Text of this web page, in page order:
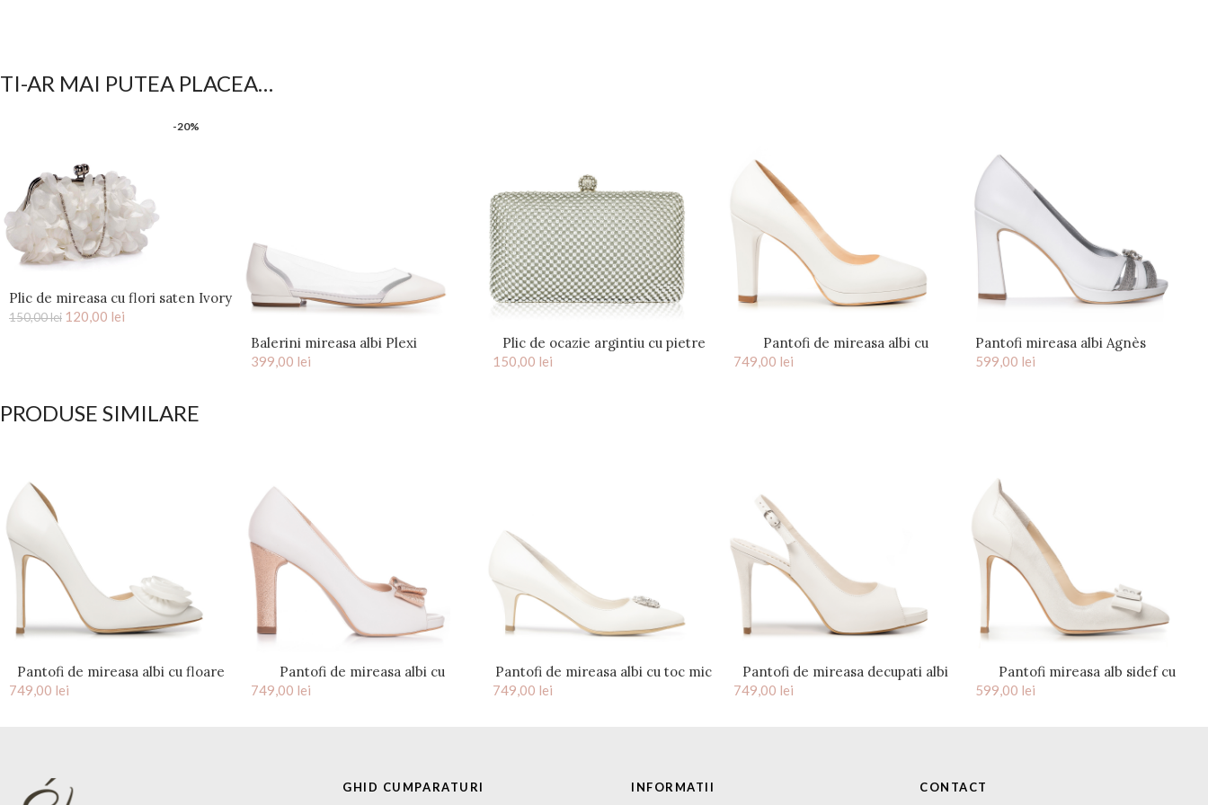
TI-AR MAI PUTEA PLACEA…
-20%
Plic de mireasa cu flori saten Ivory
Kiss
150,00lei 120,00 lei
Balerini mireasa albi Plexi
399,00 lei
Plic de ocazie argintiu cu pietre
150,00 lei
Pantofi de mireasa albi cu
platforma si toc gros Elsa
749,00 lei
Pantofi mireasa albi Agnès
599,00 lei
PRODUSE SIMILARE
Pantofi de mireasa albi cu floare
satin si accesoriu pietre Adele
749,00 lei
Pantofi de mireasa albi cu
platforma si fundita rose gold
749,00 lei
Pantofi de mireasa albi cu toc mic
si accesoriu pietre cristal Celeste
749,00 lei
Pantofi de mireasa decupati albi
cu platforma Claire
749,00 lei
Pantofi mireasa alb sidef cu
599,00 lei
GHID CUMPARATURI INFORMATII CONTACT